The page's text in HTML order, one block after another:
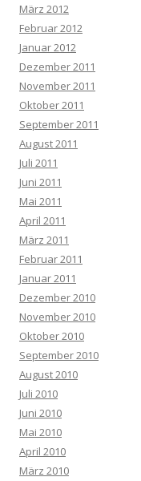
März 2012
Februar 2012
Januar 2012
Dezember 2011
November 2011
Oktober 2011
September 2011
August 2011
Juli 2011
Juni 2011
Mai 2011
April 2011
März 2011
Februar 2011
Januar 2011
Dezember 2010
November 2010
Oktober 2010
September 2010
August 2010
Juli 2010
Juni 2010
Mai 2010
April 2010
März 2010